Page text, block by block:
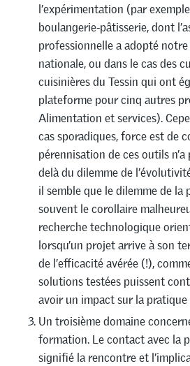
l’expérimentation (par
boulangerie-pâtisserie, dont
professionnelle a adopté
nationale, ou dans le cas des
cuisinières du Tessin qui ont
plateforme pour cinq autres
Alimentation et services).
cas sporadiques, force est de
pérennisation de ces outils
delà du dilemme de
il semble que le dilemme de la
souvent le corollaire
recherche technologique
lorsqu’un projet arrive à son
de l’efficacité avérée (!),
solutions testées puissent
avoir un impact sur la pratique
Un troisième domaine
formation. Le contact avec la
signifié la rencontre et